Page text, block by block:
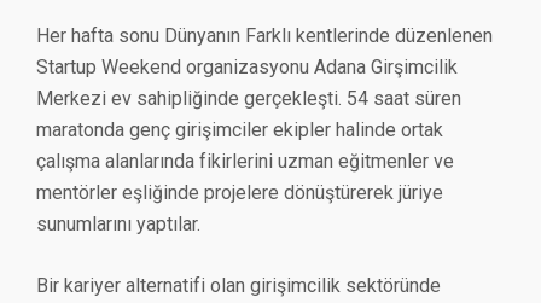
Her hafta sonu Dünyanın Farklı kentlerinde düzenlenen
Startup Weekend organizasyonu Adana Girşimcilik
Merkezi ev sahipliğinde gerçekleşti. 54 saat süren
maratonda genç girişimciler ekipler halinde ortak
çalışma alanlarında fikirlerini uzman eğitmenler ve
mentörler eşliğinde projelere dönüştürerek jüriye
sunumlarını yaptılar.
Bir kariyer alternatifi olan girişimcilik sektöründe